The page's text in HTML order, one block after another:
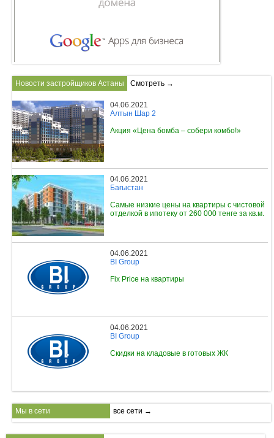
Новости застройщиков Астаны Смотреть →
04.06.2021
Алтын Шар 2
Акция «Цена бомба – собери комбо!»
04.06.2021
Бағыстан
Самые низкие цены на квартиры с чистовой
отделкой в ипотеку от 260 000 тенге за кв.м.
04.06.2021
BI Group
Fix Price на квартиры
04.06.2021
BI Group
Скидки на кладовые в готовых ЖК
Мы в сети все сети →